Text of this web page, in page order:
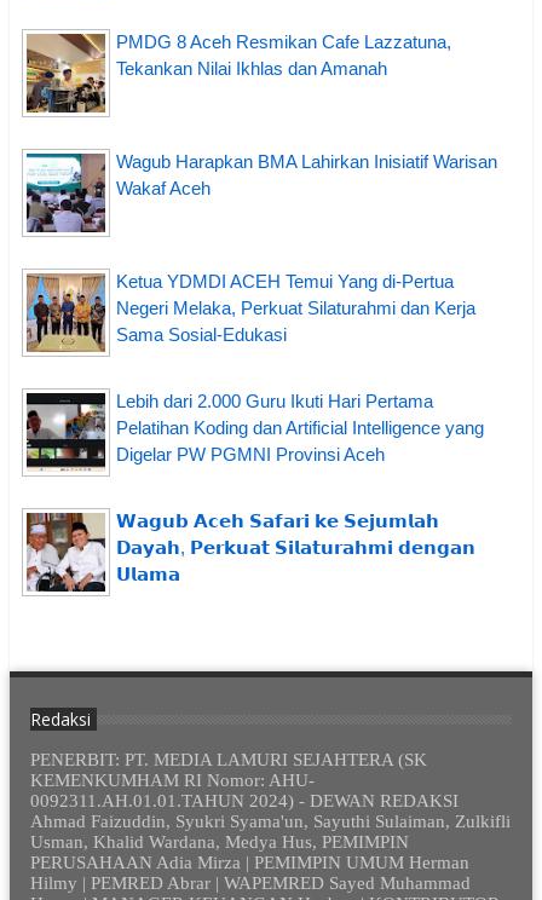
PMDG 8 Aceh Resmikan Cafe Lazzatuna,
Tekankan Nilai Ikhlas dan Amanah
Wagub Harapkan BMA Lahirkan Inisiatif Warisan
Wakaf Aceh
Ketua YDMDI ACEH Temui Yang di-Pertua
Negeri Melaka, Perkuat Silaturahmi dan Kerja
Sama Sosial-Edukasi
Lebih dari 2.000 Guru Ikuti Hari Pertama
Pelatihan Koding dan Artificial Intelligence yang
Digelar PW PGMNI Provinsi Aceh
𝗪𝗮𝗴𝘂𝗯 𝗔𝗰𝗲𝗵 𝗦𝗮𝗳𝗮𝗿𝗶 𝗸𝗲 𝗦𝗲𝗷𝘂𝗺𝗹𝗮𝗵
𝗗𝗮𝘆𝗮𝗵, 𝗣𝗲𝗿𝗸𝘂𝗮𝘁 𝗦𝗶𝗹𝗮𝘁𝘂𝗿𝗮𝗵𝗺𝗶 𝗱𝗲𝗻𝗴𝗮𝗻
𝗨𝗹𝗮𝗺𝗮
Redaksi
PENERBIT: PT. MEDIA LAMURI SEJAHTERA (SK
KEMENKUMHAM RI Nomor: AHU-
0092311.AH.01.01.TAHUN 2024) - DEWAN REDAKSI
Ahmad Faizuddin, Syukri Syama'un, Sayuthi Sulaiman, Zulkifli
Usman, Khalid Wardana, Medya Hus, PEMIMPIN
PERUSAHAAN Adia Mirza | PEMIMPIN UMUM Herman
Hilmy | PEMRED Abrar | WAPEMRED Sayed Muhammad